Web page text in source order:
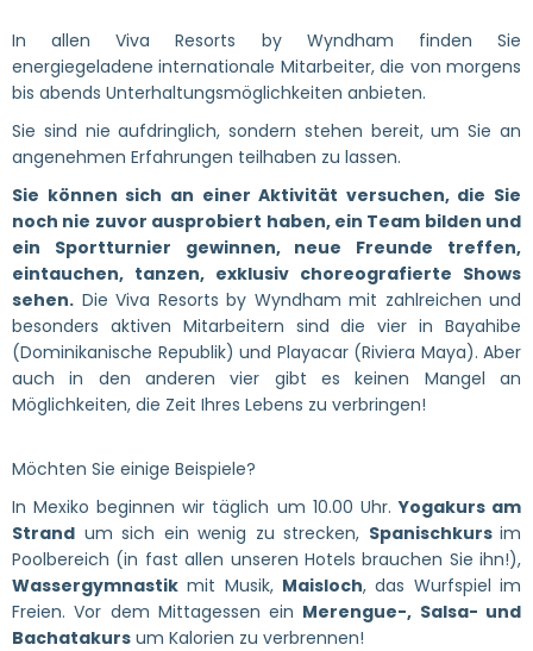
In allen Viva Resorts by Wyndham finden Sie
energiegeladene internationale Mitarbeiter, die von morgens
bis abends Unterhaltungsmöglichkeiten anbieten.
Sie sind nie aufdringlich, sondern stehen bereit, um Sie an
angenehmen Erfahrungen teilhaben zu lassen.
Sie können sich an einer Aktivität versuchen, die Sie
noch nie zuvor ausprobiert haben, ein Team bilden und
ein Sportturnier gewinnen, neue Freunde treffen,
eintauchen, tanzen, exklusiv choreografierte Shows
sehen. Die Viva Resorts by Wyndham mit zahlreichen und
besonders aktiven Mitarbeitern sind die vier in Bayahibe
(Dominikanische Republik) und Playacar (Riviera Maya). Aber
auch in den anderen vier gibt es keinen Mangel an
Möglichkeiten, die Zeit Ihres Lebens zu verbringen!
Möchten Sie einige Beispiele?
In Mexiko beginnen wir täglich um 10.00 Uhr.Yogakurs am
Strand um sich ein wenig zu strecken, Spanischkurs im
Poolbereich (in fast allen unseren Hotels brauchen Sie ihn!),
Wassergymnastik mit Musik, Maisloch, das Wurfspiel im
Freien. Vor dem Mittagessen ein Merengue-, Salsa- und
Bachatakurs um Kalorien zu verbrennen!